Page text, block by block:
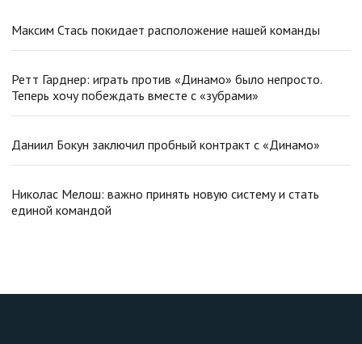
Максим Стась покидает расположение нашей команды
Ретт Гарднер: играть против «Динамо» было непросто.
Теперь хочу побеждать вместе с «зубрами»
Даниил Бокун заключил пробный контракт с «Динамо»
Николас Мелош: важно принять новую систему и стать
единой командой